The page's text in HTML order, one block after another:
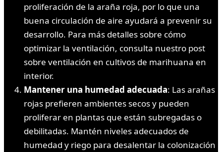
proliferación de la araña roja, por lo que una
buena circulación de aire ayudará a prevenir su
desarrollo. Para más detalles sobre cómo
optimizar la ventilación, consulta nuestro post
sobre ventilación en cultivos de marihuana en
interior.
Mantener una humedad adecuada: Las arañas
rojas prefieren ambientes secos y pueden
proliferar en plantas que están subregadas o
debilitadas. Mantén niveles adecuados de
humedad y riego para desalentar la colonización